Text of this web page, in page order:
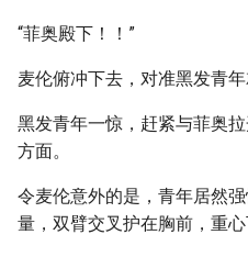
“菲奥殿下！！”
麦伦俯冲下去，对准黑发青年
黑发青年一惊，赶紧与菲奥
方面。
令麦伦意外的是，青年居然
量，双臂交叉护在胸前，重心